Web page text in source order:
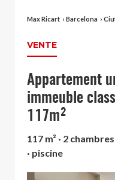
Max Ricart › Barcelona ›
VENTE
Appartement
immeuble
117m²
117 m² · 2
· piscine